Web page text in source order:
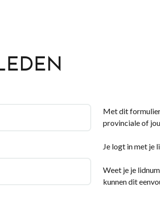
Met dit formulier
provinciale of
Je logt in met je
Weet je je
kunnen dit